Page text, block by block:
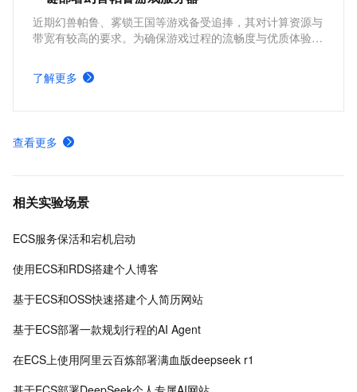
近期幻兽帕鲁、雾锁王国等游戏备受追捧，其对计算资源与
带宽有较高的要求。为确保游戏过程的流畅度与优质体验，
大的玩家群体提供专属联机服务器，一键购买部署，轻松开
启游戏。
了解更多
查看更多
相关实验场景
ECS服务保活和宕机启动
使用ECS和RDS搭建个人博客
基于ECS和OSS快速搭建个人简历网站
基于ECS部署一款规划行程的AI Agent
在ECS上使用阿里云百炼部署满血版deepseek r1